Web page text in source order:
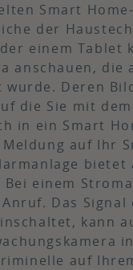
Smart
der
einem Tablet
anschauen,
Deren
die Sie mit
in ein Smart
auf Ihr
einem
Das
kann
auf